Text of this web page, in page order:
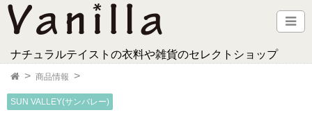
ナチュラルテイストの衣料や雑貨のセレクトショップ
商品情報
SUN VALLEY(サンバレー)